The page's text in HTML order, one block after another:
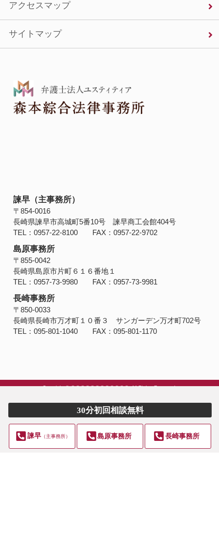
アクセスマップ
サイトマップ
諫早（主事務所）
〒854‐0016
長崎県諫早市高城町5番10号 諫早商工会館404号
TEL：0957-22-8100 FAX：0957-22-9702
島原事務所
〒855-0042
長崎県島原市片町６１６番地１
TEL：0957-73-9980 FAX：0957-73-9981
長崎事務所
〒850-0033
長崎県長崎市万才町１０番３ サンガーデン万才町702号
TEL：095-801-1040 FAX：095-801-1170
Copyright © ＠＠＠＠＠＠＠＠＠＠＠＠. All Rights Reserved.
30分初回相談無料
諫早（主事務所） 島原事務所 長崎事務所